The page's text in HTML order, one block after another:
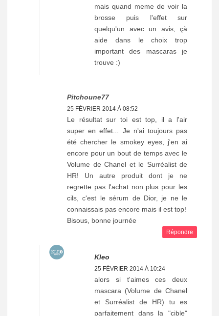
mais quand meme de voir la
brosse puis l'effet sur
quelqu'un avec un avis, çà
aide dans le choix trop
important des mascaras je
trouve :)
Pitchoune77
25 FÉVRIER 2014 À 08:52
Le résultat sur toi est top, il a l'air
super en effet... Je n'ai toujours pas
été chercher le smokey eyes, j'en ai
encore pour un bout de temps avec le
Volume de Chanel et le Surréalist de
HR! Un autre produit dont je ne
regrette pas l'achat non plus pour les
cils, c'est le sérum de Dior, je ne le
connaissais pas encore mais il est top!
Bisous, bonne journée
Répondre
Kleo
25 FÉVRIER 2014 À 10:24
alors si t'aimes ces deux
mascara (Volume de Chanel
et Surréalist de HR) tu es
parfaitement dans la "cible"